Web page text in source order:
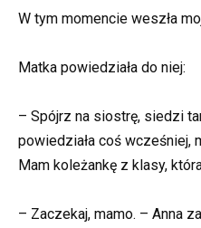
W tym momencie weszła
Matka powiedziała do niej:
– Spójrz na siostrę, siedzi
powiedziała coś wcześniej,
Mam koleżankę z klasy,
– Zaczekaj, mamo. – Anna